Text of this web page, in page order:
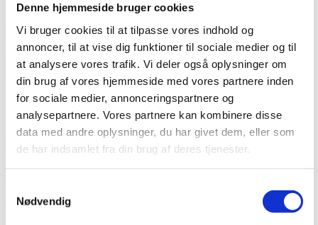
Denne hjemmeside bruger cookies
Vi bruger cookies til at tilpasse vores indhold og
annoncer, til at vise dig funktioner til sociale medier og til
at analysere vores trafik. Vi deler også oplysninger om
din brug af vores hjemmeside med vores partnere inden
for sociale medier, annonceringspartnere og
analysepartnere. Vores partnere kan kombinere disse
data med andre oplysninger, du har givet dem, eller som
de har indsamlet fra din brug af deres tjenester.
Nødvendig
ByHenrik Falsvig|2023-10-02T18:32:56+00:00
Læs mere
Hvor parkerer jeg?
Du kan holde op til to timer gratis ved Løvbjerg, [...]
ByHenrik Falsvig|2023-10-02T18:31:09+00:00oktober 2, 2023
Kommentarer
Læs mere
Kan jeg få tilskud, hvis jeg er medlem af
Sygeforsikring “danmark”?